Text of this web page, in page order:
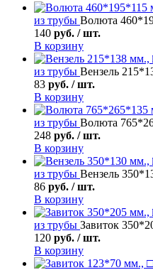
из трубы Волюта
140 руб. / шт.
В корзину
из трубы Вензель
83 руб. / шт.
В корзину
из трубы Волюта
248 руб. / шт.
В корзину
из трубы Вензель
86 руб. / шт.
В корзину
из трубы Завиток
120 руб. / шт.
В корзину